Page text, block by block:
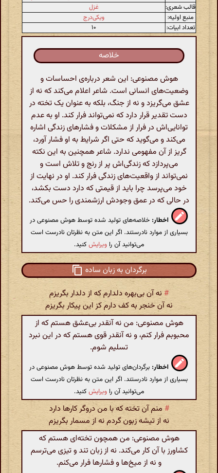
قالب شعری:
غزل
منبع اولیه:
ویکی‌درج
تعداد ابیات:
۱۰
خلاصه
هوش مصنوعی: این شعر درباره‌ی احساسات و
وضعیت‌های انسانی است. شاعر اعلام می‌کند که نه از
عشق می‌گریزد و نه از جنگ، بلکه به عنوان یک تخته در
دست تقدیر قرار دارد که نمی‌تواند فرار کند. او به عدم
توانایی‌اش در فرار از مشکلات و فشارهای زندگی اشاره
می‌کند و می‌گوید که حتی اگر شرایط به او فشار آورد،
گریز از آن مفهومی ندارد. شاعر همچنین به این نکته
می‌پردازد که زندگی‌اش پر از رنج و تلاش است و
نمی‌تواند از واقعیت‌های زندگی فرار کند. او در نهایت از
خود می‌پرسد چرا باید از قیمتی که دارد دست بکشد،
در حالی که در عمق وجودش ارزشمندی را حس می‌کند.
اخطار: خلاصه‌های تولید شده توسط هوش مصنوعی در
بسیاری از موارد نادرستند. اگر این متن به نظرتان نادرست است
می‌توانید آن را ویرایشکنید.
برگردان به زبان ساده
# نه آن بی‌بهره دلدارم که از دلدار بگریزم
نه آن خنجر به کف دارم کز این پیکار بگریزم
هوش مصنوعی: من نه آنقدر بی‌عشق هستم که از
محبوبم فرار کنم، و نه آنقدر قوی هستم که در این نبرد
تسلیم شوم.
اخطار: برگردان‌های تولید شده توسط هوش مصنوعی در
بسیاری از موارد نادرستند. اگر این متن به نظرتان نادرست است
می‌توانید آن را ویرایشکنید.
# منم آن تخته که با من دروگر کارها دارد
نه از تیشه زبون گردم نه از مسمار بگریزم
هوش مصنوعی: من همچون تخته‌ای هستم که
کشاورز با آن کار می‌کند. نه از زبان تند و تیزی می‌ترسم
و نه از میخ‌ها و فشارها فرار می‌کنم.